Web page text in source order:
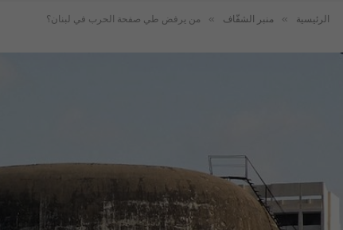
الرئيسية » منبر الشفّاف » من يرفض طي صفحة الحرب في لبنان؟